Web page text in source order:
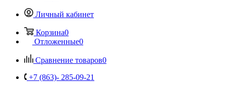
Личный кабинет
Корзина0
Отложенные0
Сравнение товаров0
+7 (863)- 285-09-21